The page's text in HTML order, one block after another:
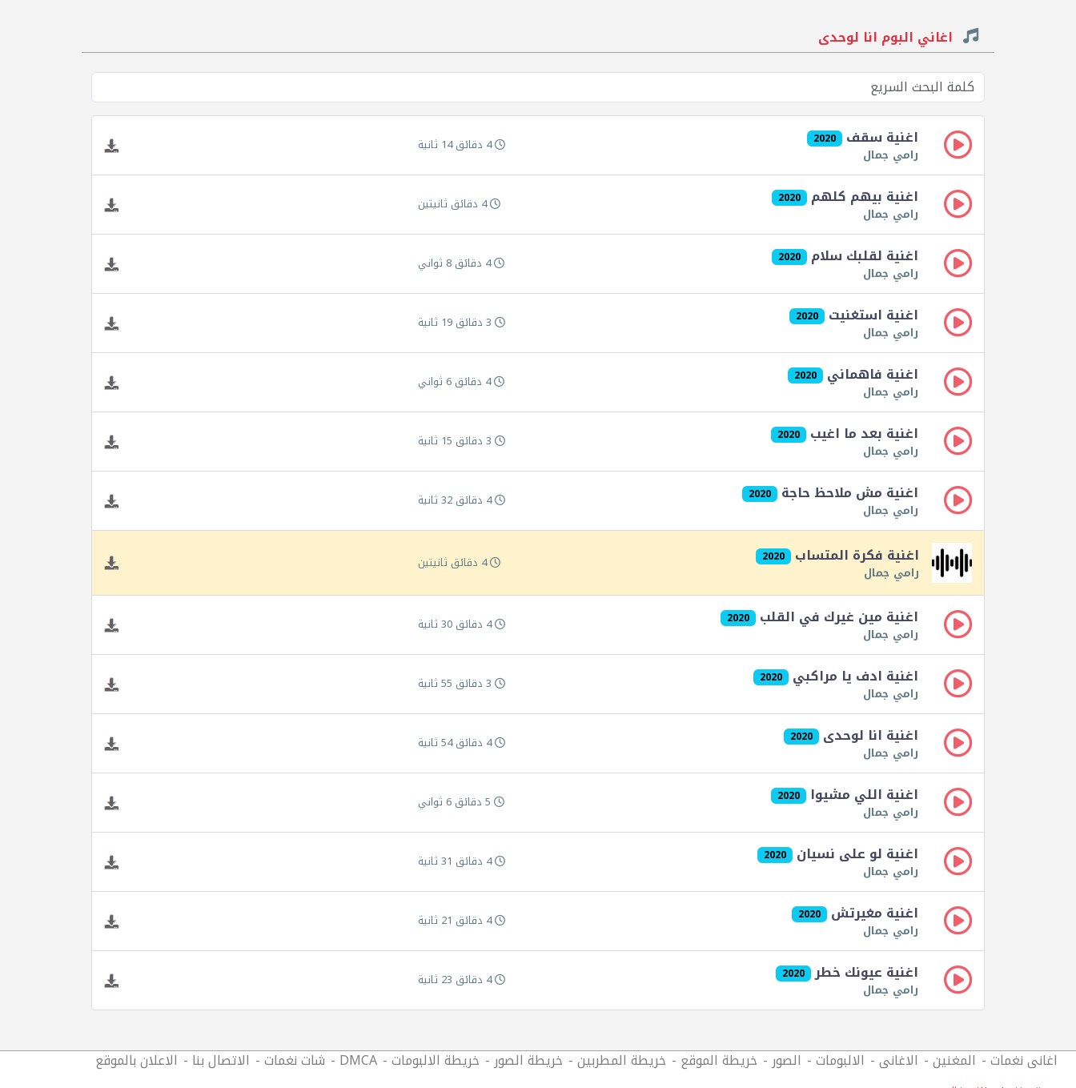
اغاني البوم انا لوحدى
اغنية سقف 2020
رامي جمال 4 دقائق 14 ثانية
اغنية بيهم كلهم 2020
رامي جمال 4 دقائق ثانيتين
اغنية لقلبك سلام 2020
رامي جمال 4 دقائق 8 ثواني
اغنية استغنيت 2020
رامي جمال
اغنية فاهماني 2020
رامي جمال 4 دقائق 6 ثواني
اغنية بعد ما اغيب 2020
رامي جمال
اغنية مش ملاحظ حاجة 2020
رامي جمال 4 دقائق 32 ثانية
اغنية فكرة المتساب 2020
رامي جمال 4 دقائق ثانيتين
اغنية مين غيرك في القلب 2020
رامي جمال 4 دقائق 30 ثانية
اغنية ادف يا مراكبي 2020
رامي جمال
اغنية انا لوحدى 2020
رامي جمال 4 دقائق 54 ثانية
اغنية اللي مشيوا 2020
رامي جمال
اغنية لو على نسيان 2020
رامي جمال 4 دقائق 31 ثانية
اغنية مغيرتش 2020
رامي جمال 4 دقائق 21 ثانية
اغنية عيونك خطر 2020
رامي جمال 4 دقائق 23 ثانية
اغانى نغمات المغنين الاغانى الالبومات الصور خريطة الموقع خريطة المطربين خريطة الصور خريطة الالبومات DMCA شات نغمات الاتصال بنا الاعلان بالموقع